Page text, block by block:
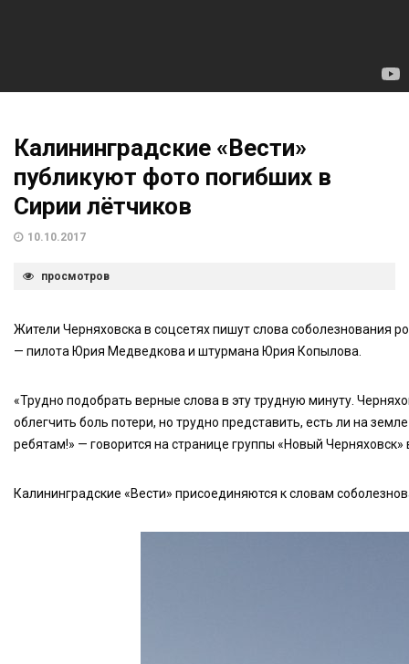
Калининградские «Вести»
публикуют фото погибших в
Сирии лётчиков
10.10.2017
просмотров
Жители Черняховска в соцсетях пишут слова соболезнования
— пилота Юрия Медведкова и штурмана Юрия Копылова.
«Трудно подобрать верные слова в эту трудную минуту.
облегчить боль потери, но трудно представить, есть ли на
ребятам!» — говорится на странице группы «Новый Черняховск»
Калининградские «Вести» присоединяются к словам